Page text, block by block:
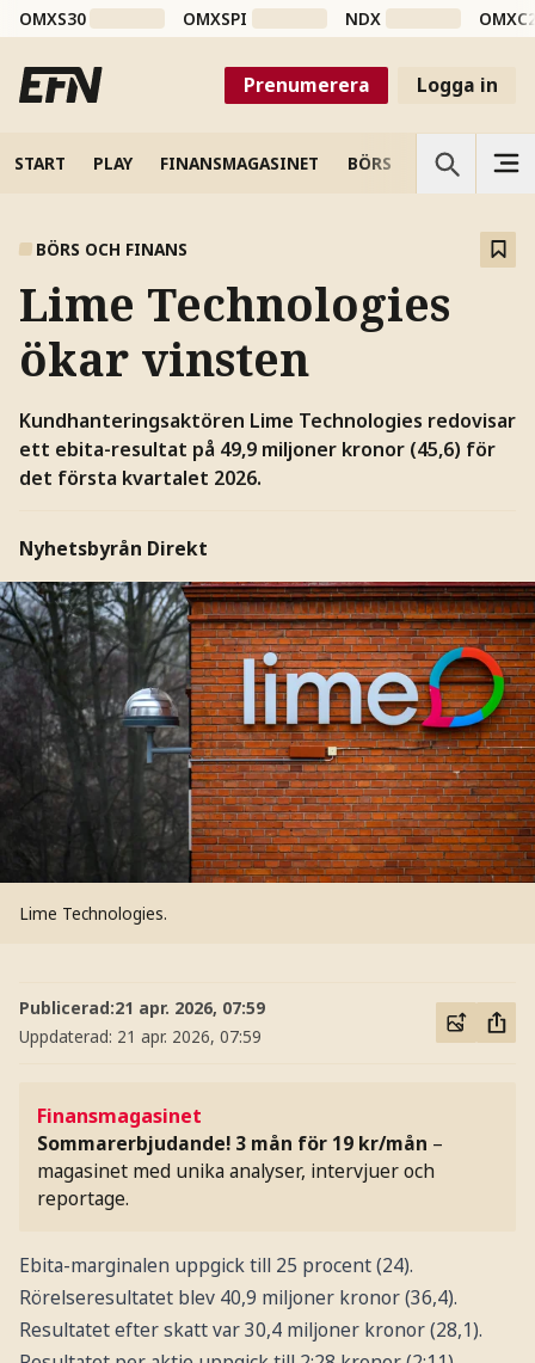
OMXS30 OMXSPI NDX
Prenumerera Logga in
START PLAY FINANSMAGASINET BÖRS VETENSKAP
BÖRS OCH FINANS
Lime Technologies
ökar vinsten
Kundhanteringsaktören Lime Technologies redovisar
ett ebita-resultat på 49,9 miljoner kronor (45,6) för
det första kvartalet 2026.
Nyhetsbyrån Direkt
Lime Technologies.
Publicerad:21 apr. 2026, 07:59
Uppdaterad: 21 apr. 2026, 07:59
Finansmagasinet
Sommarerbjudande! 3 mån för 19 kr/mån –
magasinet med unika analyser, intervjuer och
reportage.
Ebita-marginalen uppgick till 25 procent (24).
Rörelseresultatet blev 40,9 miljoner kronor (36,4).
Resultatet efter skatt var 30,4 miljoner kronor (28,1).